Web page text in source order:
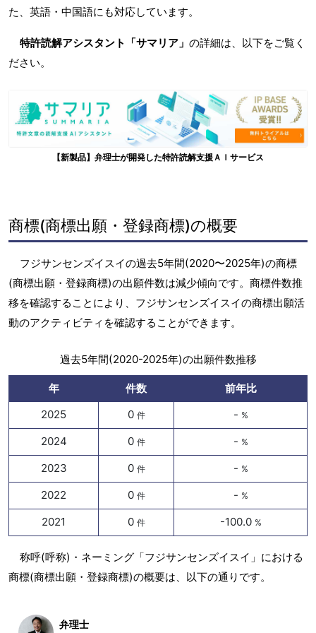
た、英語・中国語にも対応しています。
特許読解アシスタント「サマリア」 の詳細は、以下をご覧く
ださい。
【新製品】弁理士が開発した特許読解支援ＡＩサービス
商標(商標出願・登録商標)の概要
フジサンセンズイスイの過去5年間(2020〜2025年)の商標
(商標出願・登録商標)の出願件数は減少傾向です。商標件数推
移を確認することにより、フジサンセンズイスイの商標出願活
動のアクティビティを確認することができます。
過去5年間(2020-2025年)の出願件数推移
年 件数
前年比
2025
0 件 - %
2024 0 件 - %
2023 0 件 - %
2022 0 件 - %
2021 0 件 -100.0 %
称呼(呼称)・ネーミング「フジサンセンズイスイ」における
商標(商標出願・登録商標)の概要は、以下の通りです。
弁理士